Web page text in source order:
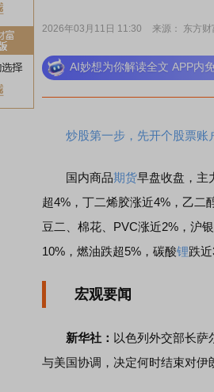
2026年03月11日 11:30 来源： 东方
AI妙想为你解读全文 APP内
炒股第一步，先开个股票账
国内商品期货早盘收盘，主
超4%，丁二烯胶涨近4%，乙二
豆二、棉花、PVC涨近2%，沪银
10%，燃油跌超5%，碳酸锂跌
宏观要闻
新华社： 以色列外交部长萨
与美国协调，决定何时结束对伊